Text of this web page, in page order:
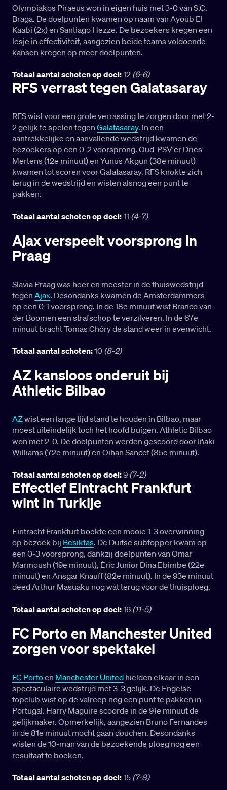
Olympiakos Piraeus won in eigen huis met 3-0 van S.C.
Braga. De doelpunten kwamen op naam van Ayoub El
Kaabi (2x) en Santiago Hezze. De bezoekers kregen een
lesje in effectiviteit, aangezien beide teams voldoende
kansen kregen op meer doelpunten.
Totaal aantal schoten op doel:12 (6-6)
RFS verrast tegen Galatasaray
RFS wist voor een grote verrassing te zorgen door met 2-
2 gelijk te spelen tegen Galatasaray. In een
aantrekkelijke en aanvallende wedstrijd kwamen de
bezoekers op een 0-2 voorsprong. Oud-PSV'er Dries
Mertens (12e minuut) en Yunus Akgun (38e minuut)
kwamen tot scoren voor Galatasaray. RFS knokte zich
terug in de wedstrijd en wisten alsnog een punt te
pakken.
Totaal aantal schoten op doel:11 (4-7)
Ajax verspeelt voorsprong in
Praag
Slavia Praag was heer en meester in de thuiswedstrijd
tegen Ajax. Desondanks kwamen de Amsterdammers
op een 0-1 voorsprong. In de 18e minuut wist Branco van
der Boomen een strafschop te verzilveren. In de 67e
minuut bracht Tomas Chóry de stand weer in evenwicht.
Totaal aantal schoten:10 (8-2)
AZ kansloos onderuit bij
Athletic Bilbao
AZwist een lange tijd stand te houden in Bilbao, maar
moest uiteindelijk toch het hoofd buigen. Athletic Bilbao
won met 2-0. De doelpunten werden gescoord door Iñaki
Williams (72e minuut) en Oihan Sancet (85e minuut).
Totaal aantal schoten op doel:9 (7-2)
Effectief Eintracht Frankfurt
wint in Turkije
Eintracht Frankfurt boekte een mooie 1-3 overwinning
op bezoek bij Besiktas. De Duitse subtopper kwam op
een 0-3 voorsprong, dankzij doelpunten van Omar
Marmoush (19e minuut), Éric Junior Dina Ebimbe (22e
minuut) en Ansgar Knauff (82e minuut). In de 93e minuut
deed Arthur Masuaku nog wat terug voor de thuisploeg.
Totaal aantal schoten op doel:16 (11-5)
FC Porto en Manchester United
zorgen voor spektakel
FC Portoen Manchester United hielden elkaar in een
spectaculaire wedstrijd met 3-3 gelijk. De Engelse
topclub wist op de valreep nog een punt te pakken in
Portugal. Harry Maguire scoorde in de 91e minuut de
gelijkmaker. Opmerkelijk, aangezien Bruno Fernandes
in de 81e minuut mocht gaan douchen. Desondanks
wisten de 10-man van de bezoekende ploeg nog een
resultaat te boeken.
Totaal aantal schoten op doel:15 (7-8)